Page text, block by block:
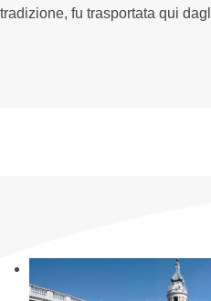
tradizione, fu trasportata qui